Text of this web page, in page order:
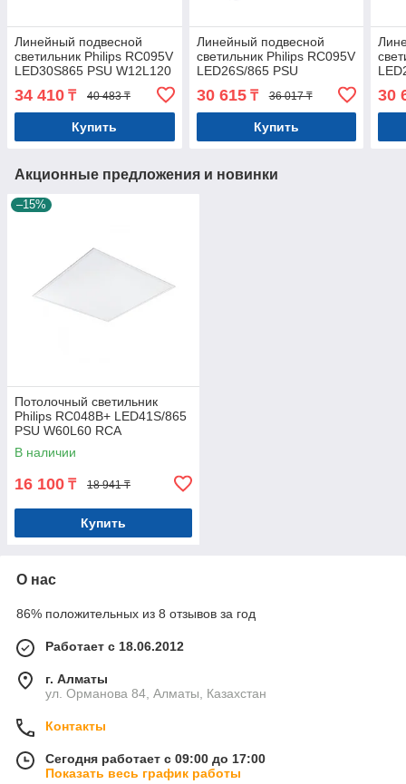
Линейный подвесной
светильник Philips RC095V
LED30S865 PSU W12L120
34 410 ₸ 40 483 ₸
Купить
Линейный подвесной
светильник Philips RC095V
LED26S/865 PSU
30 615₸ 36 017 ₸
Купить
30
Акционные предложения и новинки
–15%
Потолочный светильник
Philips RC048B+ LED41S/865
PSU W60L60 RCA
В наличии
16 100 ₸ 18 941 ₸
Купить
О нас
86% положительных из 8 отзывов за год
Работает с 18.06.2012
г. Алматы
ул. Орманова 84, Алматы, Казахстан
Контакты
Сегодня работает с 09:00 до 17:00
Показать весь график работы